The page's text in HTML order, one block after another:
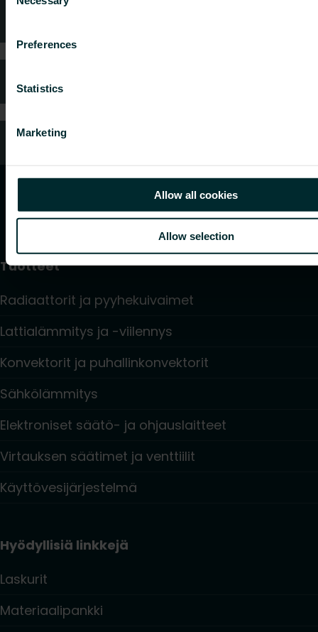
Selection
Preferences
Statistics
Marketing
Allow all cookies
Allow selection
Usein kysytyt kysymykset
Oletko kuluttaja?
Tuotteet
Radiaattorit ja pyyhekuivaimet
Lattialämmitys ja -viilennys
Konvektorit ja puhallinkonvektorit
Sähkölämmitys
Elektroniset säätö- ja ohjauslaitteet
Virtauksen säätimet ja venttiilit
Käyttövesijärjestelmä
Hyödyllisiä linkkejä
Laskurit
Materiaalipankki